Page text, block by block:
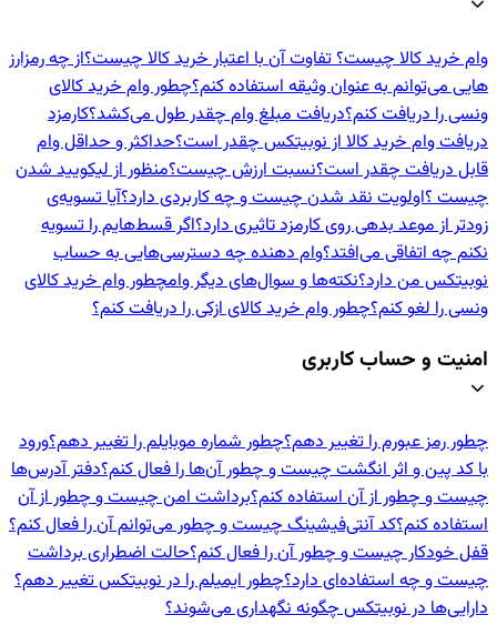
وام خرید کالا چیست؟ تفاوت آن با اعتبار خرید کالا چیست؟از چه رمزارز
هایی می‌توانم به عنوان وثیقه استفاده کنم؟چطور وام خرید کالای
ونسی را دریافت کنم؟دریافت مبلغ وام چقدر طول می‌کشد؟کارمزد
دریافت وام خرید کالا از نوبیتکس چقدر است؟حداکثر و حداقل وام
قابل دریافت چقدر است؟نسبت ارزش چیست؟منظور از لیکویید شدن
چیست ؟اولویت نقد شدن چیست و چه کاربردی دارد؟آیا تسویه‌ی
زودتر از موعد بدهی روی کارمزد تاثیری دارد؟اگر قسط‌هایم را تسویه
نکنم چه اتفاقی می‌افتد؟وام دهنده‌ چه دسترسی‌هایی به حساب
نوبیتکس من دارد؟نکته‌ها و سوال‌های دیگر وامچطور وام خرید کالای
ونسی را لغو کنم؟چطور وام خرید کالای ازکی را دریافت کنم؟
امنیت و حساب کاربری
چطور رمز عبورم را تغییر دهم؟چطور شماره موبایلم را تغییر دهم؟ورود
با کد پین و اثر انگشت چیست و چطور آن‌ها را فعال کنم؟دفتر آدرس‌ها
چیست و چطور از آن استفاده کنم؟برداشت امن چیست و چطور از آن
استفاده کنم؟کد آنتی‌فیشینگ چیست و چطور می‌توانم آن را فعال کنم؟
قفل خودکار چیست و چطور آن را فعال کنم؟حالت اضطراری برداشت
چیست و چه استفاده‌ای دارد؟چطور ایمیلم را در نوبیتکس تغییر دهم؟
دارایی‌ها در نوبیتکس چگونه نگهداری می‌شوند؟